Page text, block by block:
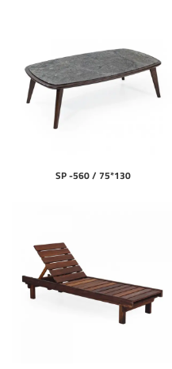
SP -560 / 75*130